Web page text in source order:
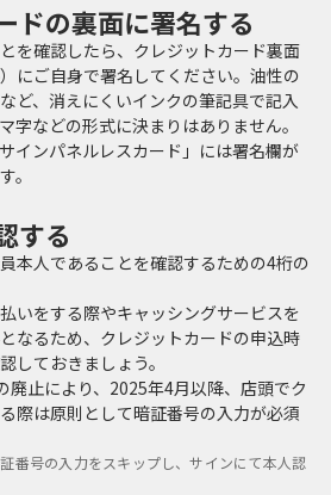
ドの裏面に署名する
を確認したら、クレジットカード裏面
にご自身で署名してください。油性の
ど、消えにくいインクの筆記具で記入
字などの形式に決まりはありません。
インパネルレスカード」には署名欄が
。
する
本人であることを確認するための4桁の
いをする際やキャッシングサービスを
なるため、クレジットカードの申込時
しておきましょう。
廃止により、2025年4月以降、店頭でク
際は原則として暗証番号の入力が必須
番号の入力をスキップし、サインにて本人認